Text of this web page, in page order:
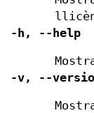
-h, --help
-v, --